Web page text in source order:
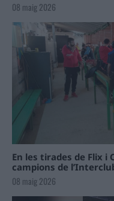
08 maig 2026
En les tirades de Flix i
campions de
08 maig 2026